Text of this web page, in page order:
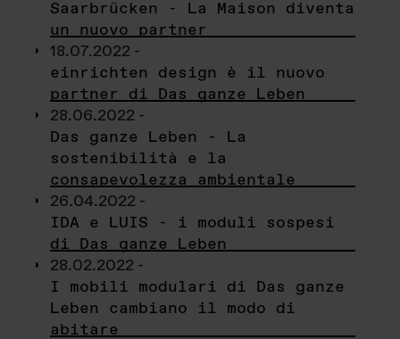
Saarbrücken - La Maison diventa
un nuovo partner
18.07.2022 -
einrichten design è il nuovo
partner di Das ganze Leben
28.06.2022 -
Das ganze Leben - La
sostenibilità e la
consapevolezza ambientale
26.04.2022 -
IDA e LUIS - i moduli sospesi
di Das ganze Leben
28.02.2022 -
I mobili modulari di Das ganze
Leben cambiano il modo di
abitare